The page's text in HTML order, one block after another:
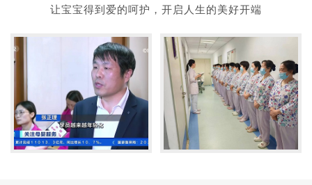
让宝宝得到爱的呵护，开启人生的美好开端